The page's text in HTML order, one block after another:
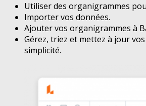
Utiliser des organigrammes
Importer vos données.
Ajouter vos organigrammes à
Gérez, triez et mettez à jour
simplicité.